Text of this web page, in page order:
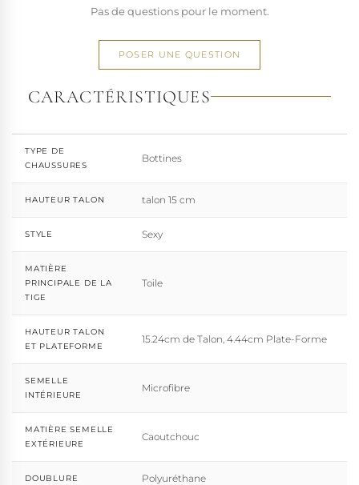
Pas de questions pour le moment.
POSER UNE QUESTION
CARACTÉRISTIQUES
TYPE DE
CHAUSSURES
Bottines
HAUTEUR TALON talon 15 cm
STYLE Sexy
MATIÈRE
PRINCIPALE DE LA
TIGE
Toile
HAUTEUR TALON
ET PLATEFORME
15.24cm de Talon, 4.44cm Plate-Forme
SEMELLE
INTÉRIEURE
Microfibre
MATIÈRE SEMELLE
EXTÉRIEURE
Caoutchouc
DOUBLURE Polyuréthane